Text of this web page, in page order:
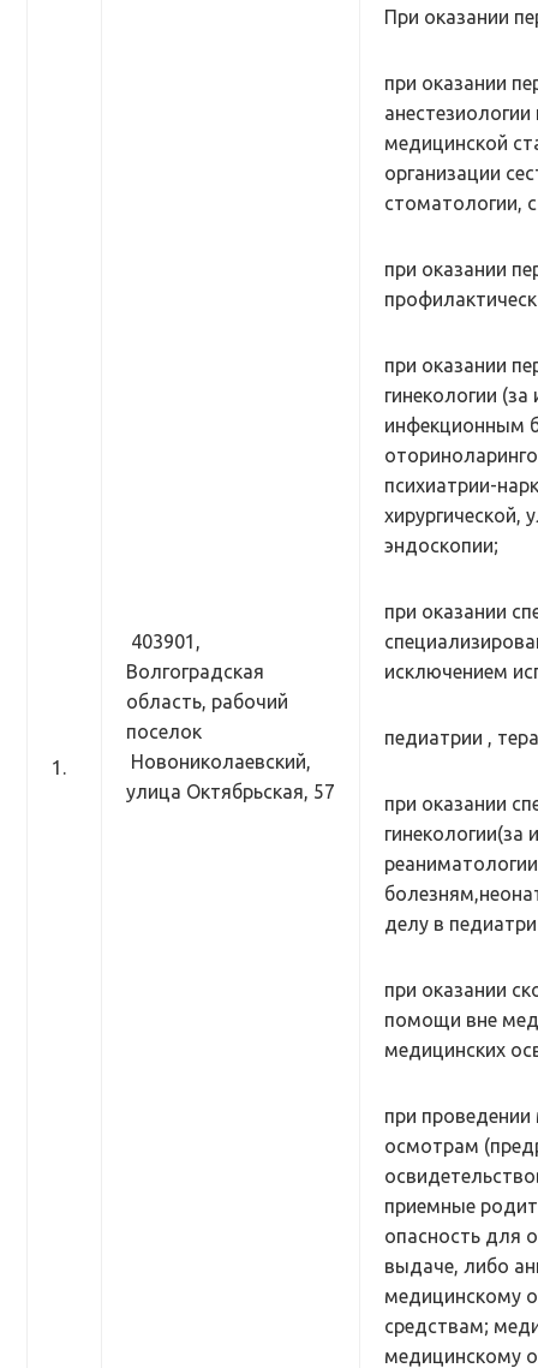
1.
403901,
Волгоградская
область, рабочий
поселок
Новониколаевский,
улица Октябрьская, 57
При оказании
при оказании
медицинской
организации
стоматологии,
при оказании
при оказании
гинекологии
инфекционным
психиатрии-
хирургической,
эндоскопии;
при оказании
исключением
педиатрии ,
при оказании
делу в
при оказании
помощи вне
медицинских
при
осмотрам
приемные
опасность для
выдаче, либо
медицинскому
средствам;
медицинскому